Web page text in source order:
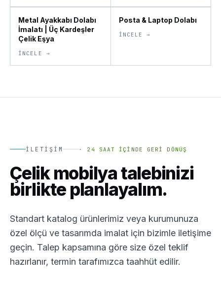
Metal Ayakkabı Dolabı
İmalatı | Üç Kardeşler
Çelik Eşya
İNCELE →
Posta & Laptop Dolabı
İNCELE →
İLETIŞIM · 24 SAAT İÇINDE GERI DÖNÜŞ
Çelik mobilya talebinizi
birlikte planlayalım.
Standart katalog ürünlerimiz veya kurumunuza
özel ölçü ve tasarımda imalat için bizimle iletişime
geçin. Talep kapsamına göre size özel teklif
hazırlanır, termin tarafımızca taahhüt edilir.